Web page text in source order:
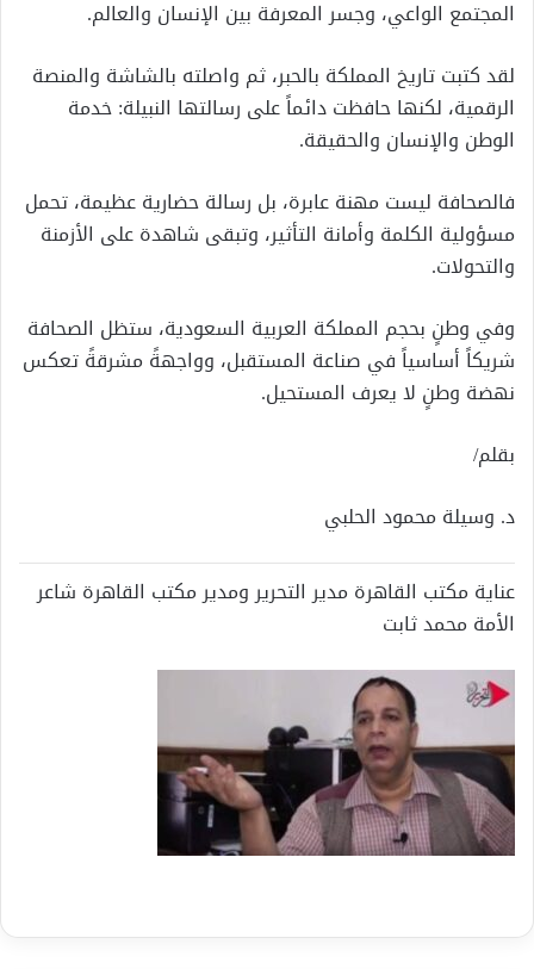
المجتمع الواعي، وجسر المعرفة بين الإنسان والعالم.
لقد كتبت تاريخ المملكة بالحبر، ثم واصلته بالشاشة والمنصة
الرقمية، لكنها حافظت دائماً على رسالتها النبيلة: خدمة
الوطن والإنسان والحقيقة.
فالصحافة ليست مهنة عابرة، بل رسالة حضارية عظيمة، تحمل
مسؤولية الكلمة وأمانة التأثير، وتبقى شاهدة على الأزمنة
والتحولات.
وفي وطنٍ بحجم المملكة العربية السعودية، ستظل الصحافة
شريكاً أساسياً في صناعة المستقبل، وواجهةً مشرقةً تعكس
نهضة وطنٍ لا يعرف المستحيل.
بقلم/
د. وسيلة محمود الحلبي
عناية مكتب القاهرة مدير التحرير ومدير مكتب القاهرة شاعر
الأمة محمد ثابت